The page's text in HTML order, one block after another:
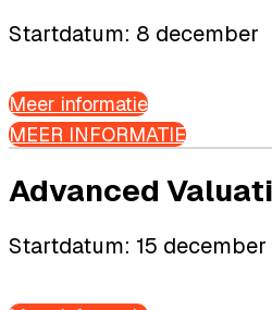
Startdatum: 8 december
Meer informatie
MEER INFORMATIE
Advanced
Startdatum: 15 december